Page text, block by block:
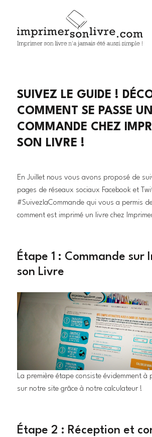
SUIVEZ LE GUIDE !
COMMENT SE PASSE
COMMANDE CHEZ
SON LIVRE !
En Juillet nous vous avons proposé de
pages de réseaux sociaux Facebook et
#SuivezlaCommande qui vous a permis
comment est imprimé un livre chez
Étape 1 : Commande sur
son Livre
La première étape consiste évidemment à
sur notre site grâce à notre calculateur !
Étape 2 : Réception et